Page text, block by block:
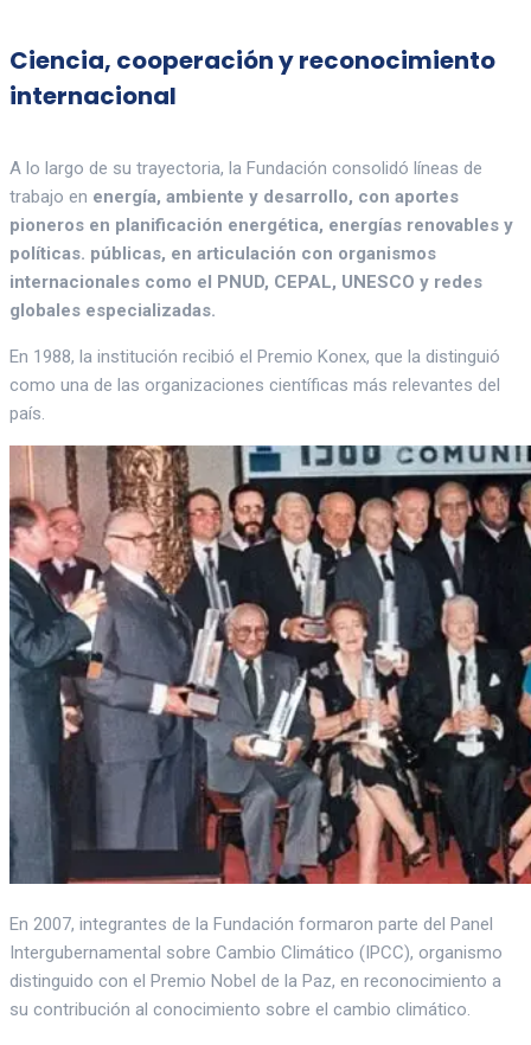
Ciencia, cooperación y reconocimiento
internacional
A lo largo de su trayectoria, la Fundación consolidó líneas de
trabajo en energía, ambiente y desarrollo, con aportes
pioneros en planificación energética, energías renovables y
políticas. públicas, en articulación con organismos
internacionales como el PNUD, CEPAL, UNESCO y redes
globales especializadas.
En 1988, la institución recibió el Premio Konex, que la distinguió
como una de las organizaciones científicas más relevantes del
país.
En 2007, integrantes de la Fundación formaron parte del Panel
Intergubernamental sobre Cambio Climático (IPCC), organismo
distinguido con el Premio Nobel de la Paz, en reconocimiento a
su contribución al conocimiento sobre el cambio climático.